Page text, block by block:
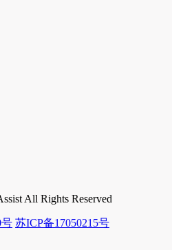
All Rights Reserved
号 苏ICP备17050215号